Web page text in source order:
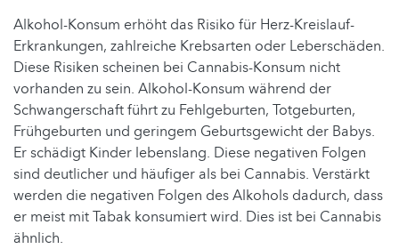
Alkohol-Konsum erhöht das Risiko für Herz-Kreislauf-
Erkrankungen, zahlreiche Krebsarten oder Leberschäden.
Diese Risiken scheinen bei Cannabis-Konsum nicht
vorhanden zu sein. Alkohol-Konsum während der
Schwangerschaft führt zu Fehlgeburten, Totgeburten,
Frühgeburten und geringem Geburtsgewicht der Babys.
Er schädigt Kinder lebenslang. Diese negativen Folgen
sind deutlicher und häufiger als bei Cannabis. Verstärkt
werden die negativen Folgen des Alkohols dadurch, dass
er meist mit Tabak konsumiert wird. Dies ist bei Cannabis
ähnlich.